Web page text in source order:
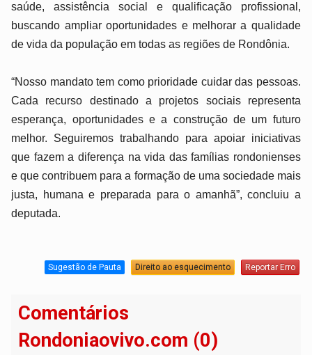
saúde, assistência social e qualificação profissional,
buscando ampliar oportunidades e melhorar a qualidade
de vida da população em todas as regiões de Rondônia.
“Nosso mandato tem como prioridade cuidar das pessoas.
Cada recurso destinado a projetos sociais representa
esperança, oportunidades e a construção de um futuro
melhor. Seguiremos trabalhando para apoiar iniciativas
que fazem a diferença na vida das famílias rondonienses
e que contribuem para a formação de uma sociedade mais
justa, humana e preparada para o amanhã”, concluiu a
deputada.
Sugestão de Pauta Direito ao esquecimento Reportar Erro
Comentários
Rondoniaovivo.com (0)